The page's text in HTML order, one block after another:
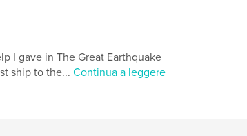
I gave in The Great Earthquake
ship to the... Continua a leggere